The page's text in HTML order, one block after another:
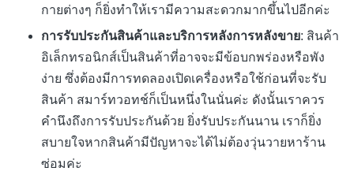
กายต่างๆ ก็ยิ่งทำให้เรามีความสะดวกมากขึ้นไปอีกค่ะ
การรับประกันสินค้าและบริการหลังการหลังขาย: สินค้า
อิเล็กทรอนิกส์เป็นสินค้าที่อาจจะมีข้อบกพร่องหรือพัง
ง่าย ซึ่งต้องมีการทดลองเปิดเครื่องหรือใช้ก่อนที่จะรับ
สินค้า สมาร์ทวอทช์ก็เป็นหนึ่งในนั่นค่ะ ดังนั้นเราควร
คำนึงถึงการรับประกันด้วย ยิ่งรับประกันนาน เราก็ยิ่ง
สบายใจหากสินค้ามีปัญหาจะได้ไม่ต้องวุ่นวายหาร้าน
ซ่อมค่ะ